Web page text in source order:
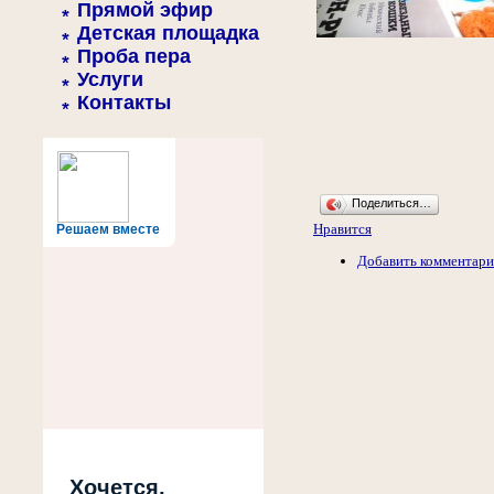
Прямой эфир
Детская площадка
Проба пера
Услуги
Контакты
Решаем вместе
Хочется,
Поделиться…
Нравится
Добавить